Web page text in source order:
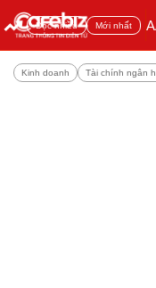
Đọc nhiều Mới nhất A
Kinh doanh Tài chính ngân